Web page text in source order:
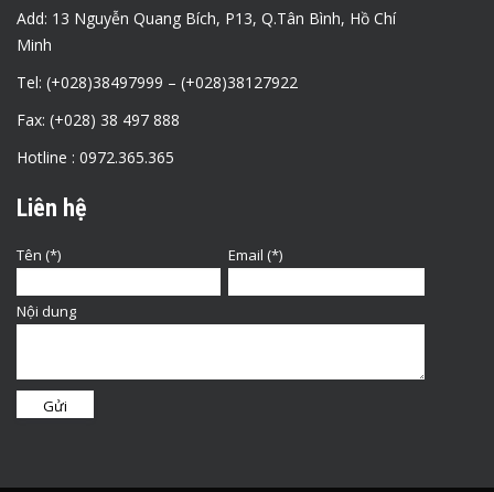
Add: 13 Nguyễn Quang Bích, P13, Q.Tân Bình, Hồ Chí
Minh
Tel: (+028)38497999 – (+028)38127922
Fax: (+028) 38 497 888
Hotline : 0972.365.365
Liên hệ
Tên (*) Email (*)
Nội dung